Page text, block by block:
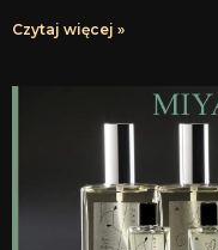
Czytaj więcej »